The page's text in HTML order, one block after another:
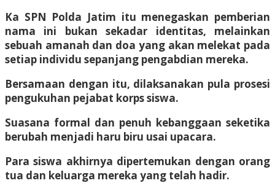
Ka SPN Polda Jatim itu menegaskan pemberian
nama ini bukan sekadar identitas, melainkan
sebuah amanah dan doa yang akan melekat pada
setiap individu sepanjang pengabdian mereka.
Bersamaan dengan itu, dilaksanakan pula prosesi
pengukuhan pejabat korps siswa.
​Suasana formal dan penuh kebanggaan seketika
berubah menjadi haru biru usai upacara.
Para siswa akhirnya dipertemukan dengan orang
tua dan keluarga mereka yang telah hadir.